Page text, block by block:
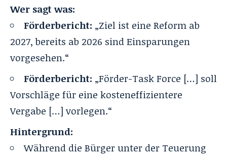
Wer sagt was:
Förderbericht: „Ziel ist eine Reform ab
2027, bereits ab 2026 sind Einsparungen
vorgesehen.“
Förderbericht: „Förder-Task Force […] soll
Vorschläge für eine kosteneffizientere
Vergabe […] vorlegen.“
Hintergrund:
Während die Bürger unter der Teuerung